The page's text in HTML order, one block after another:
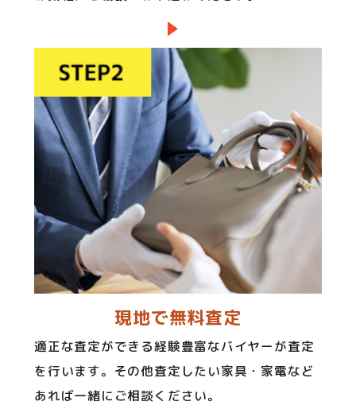
現地で無料査定
適正な査定ができる経験豊富なバイヤーが査定
を行います。その他査定したい家具・家電など
あれば一緒にご相談ください。